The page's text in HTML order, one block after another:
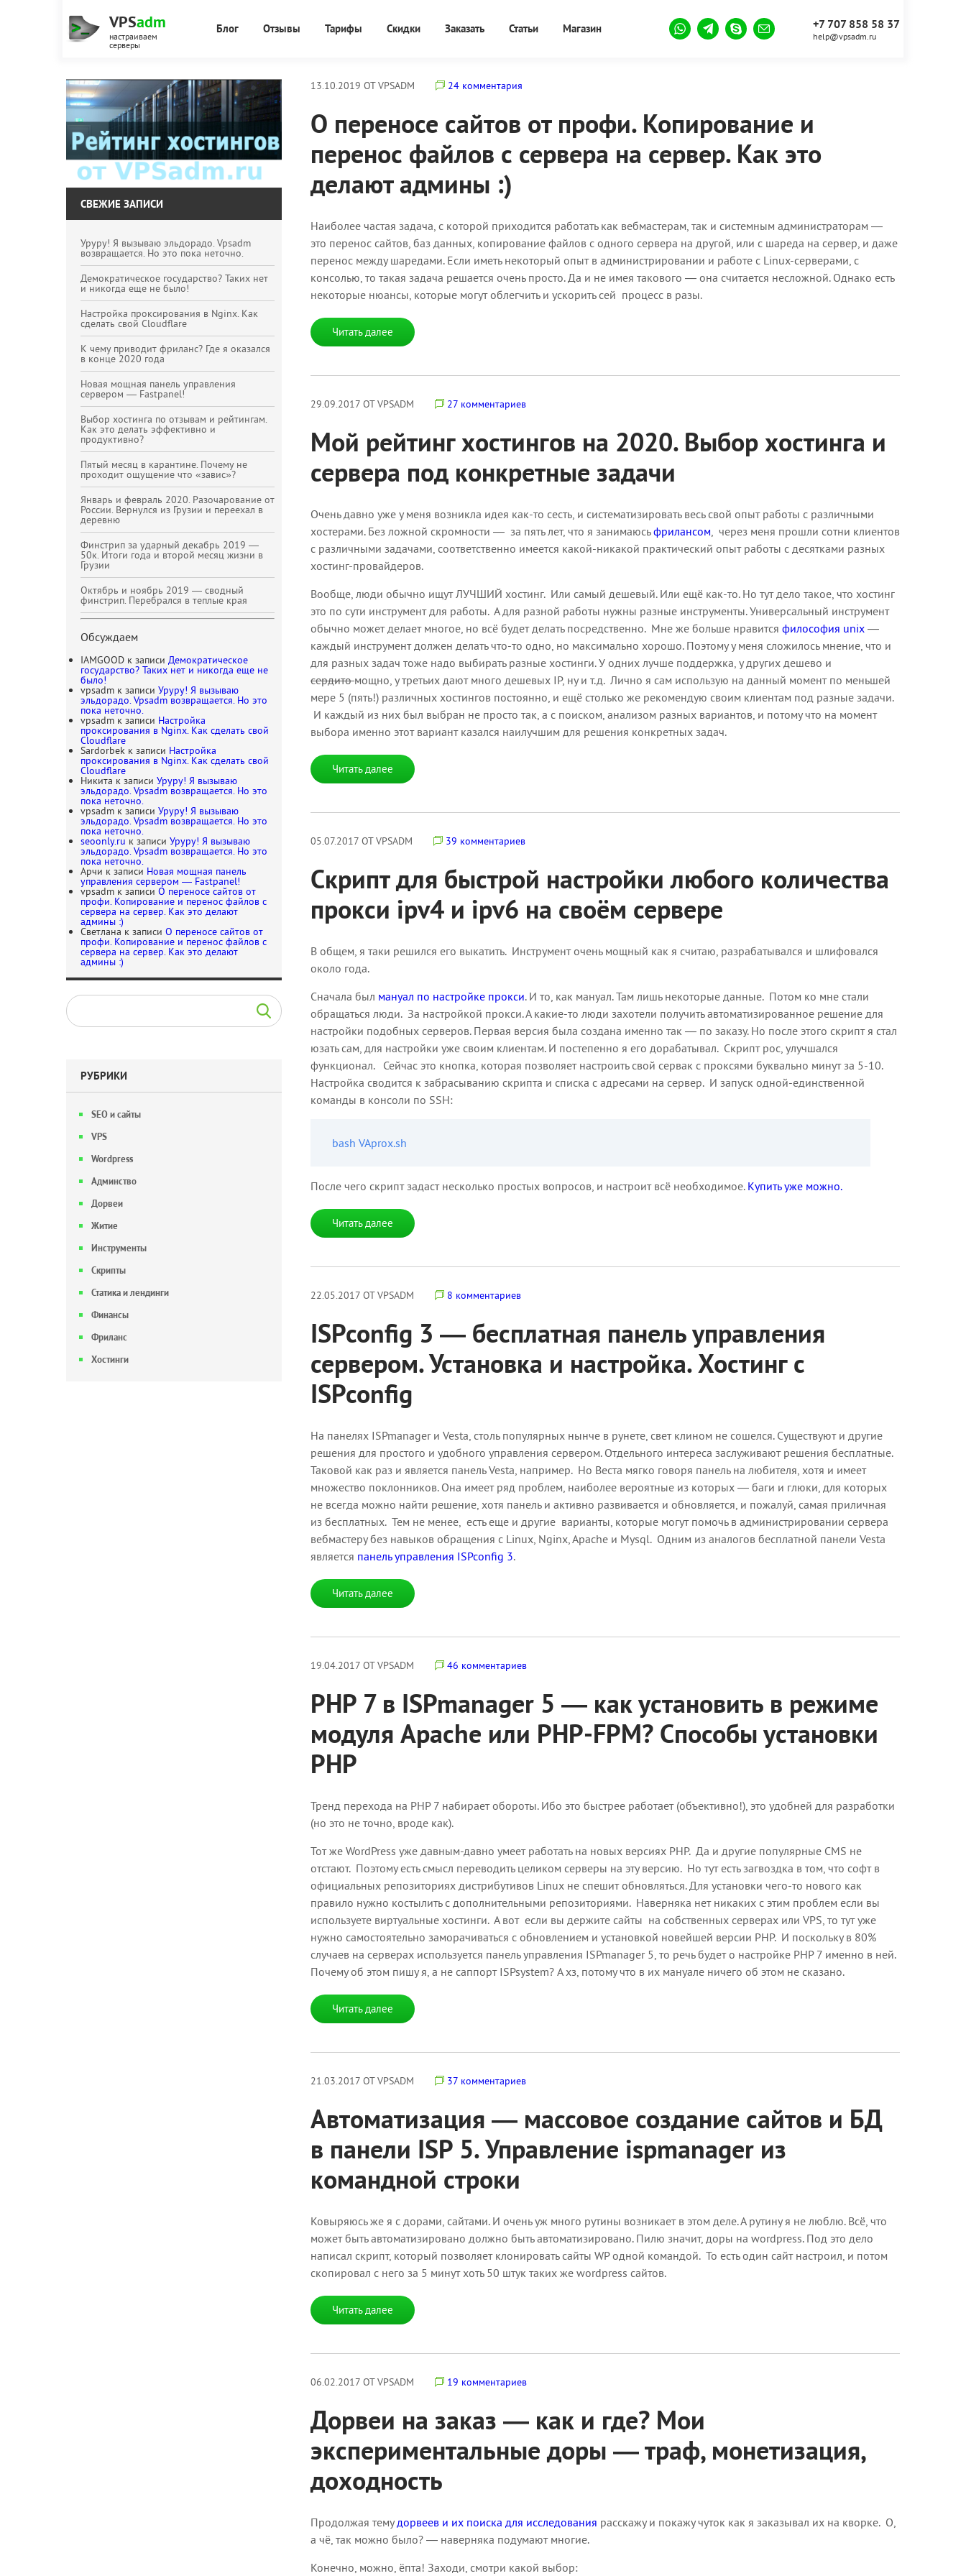
VPSadm
настраиваем
серверы
Блог Отзывы Тарифы Скидки Заказать Статьи Магазин +7 707 858 58 37
help@vpsadm.ru
СВЕЖИЕ ЗАПИСИ
Уруру! Я вызываю эльдорадо. Vpsadm
возвращается. Но это пока неточно.
Демократическое государство? Таких нет
и никогда еще не было!
Настройка проксирования в Nginx. Как
сделать свой Cloudflare
К чему приводит фриланс? Где я оказался
в конце 2020 года
Новая мощная панель управления
сервером — Fastpanel!
Выбор хостинга по отзывам и рейтингам.
Как это делать эффективно и
продуктивно?
Пятый месяц в карантине. Почему не
проходит ощущение что «завис»?
Январь и февраль 2020. Разочарование от
России. Вернулся из Грузии и переехал в
деревню
Финстрип за ударный декабрь 2019 —
50к. Итоги года и второй месяц жизни в
Грузии
Октябрь и ноябрь 2019 — сводный
финстрип. Перебрался в теплые края
Обсуждаем
IAMGOOD к записи Демократическое
государство? Таких нет и никогда еще не
было!
vpsadm к записи Уруру! Я вызываю
эльдорадо. Vpsadm возвращается. Но это
пока неточно.
vpsadm к записи Настройка
проксирования в Nginx. Как сделать свой
Cloudflare
Sardorbek к записи Настройка
проксирования в Nginx. Как сделать свой
Cloudflare
Никита к записи Уруру! Я вызываю
эльдорадо. Vpsadm возвращается. Но это
пока неточно.
vpsadm к записи Уруру! Я вызываю
эльдорадо. Vpsadm возвращается. Но это
пока неточно.
seoonly.ru к записи Уруру! Я вызываю
эльдорадо. Vpsadm возвращается. Но это
пока неточно.
Арчи к записи Новая мощная панель
управления сервером — Fastpanel!
vpsadm к записи О переносе сайтов от
профи. Копирование и перенос файлов с
сервера на сервер. Как это делают
админы :)
Светланак записи О переносе сайтов от
профи. Копирование и перенос файлов с
сервера на сервер. Как это делают
админы :)
РУБРИКИ
SEO и сайты
VPS
Wordpress
Админство
Дорвеи
Житие
Инструменты
Скрипты
Статика и лендинги
Финансы
Фриланс
Хостинги
13.10.2019 ОТ VPSADM 24 комментария
О переносе сайтов от профи. Копирование и
перенос файлов с сервера на сервер. Как это
делают админы :)
Наиболее частая задача, с которой приходится работать как вебмастерам, так и системным администраторам —
это перенос сайтов, баз данных, копирование файлов с одного сервера на другой, или с шареда на сервер, и даже
перенос между шаредами. Если иметь некоторый опыт в администрировании и работе с Linux-серверами, с
консолью, то такая задача решается очень просто. Да и не имея такового — она считается несложной. Однако есть
некоторые нюансы, которые могут облегчить и ускорить сей процесс в разы.
Читать далее
29.09.2017 ОТ VPSADM 27 комментариев
Мой рейтинг хостингов на 2020. Выбор хостинга и
сервера под конкретные задачи
Очень давно уже у меня возникла идея как-то сесть, и систематизировать весь свой опыт работы с различными
хостерами. Без ложной скромности — за пять лет, что я занимаюсьфрилансом, через меня прошли сотни клиентов
с различными задачами, соответственно имеется какой-никакой практический опыт работы с десятками разных
хостинг-провайдеров.
Вообще, люди обычно ищут ЛУЧШИЙ хостинг. Или самый дешевый. Или ещё как-то. Но тут дело такое, что хостинг
это по сути инструмент для работы. А для разной работы нужны разные инструменты. Универсальный инструмент
обычно может делает многое, но всё будет делать посредственно. Мне же больше нравится философия unix —
каждый инструмент должен делать что-то одно, но максимально хорошо. Поэтому у меня сложилось мнение, что и
для разных задач тоже надо выбирать разные хостинги. У одних лучше поддержка, у других дешево и
сердитомощно, у третьих дают много дешевых IP, ну и т.д. Лично я сам использую на данный момент по меньшей
мере 5 (пять!) различных хостингов постоянно, и ещё столько же рекомендую своим клиентам под разные задачи.
И каждый из них был выбран не просто так, а с поиском, анализом разных вариантов, и потому что на момент
выбора именно этот вариант казался наилучшим для решения конкретных задач.
Читать далее
05.07.2017 ОТ VPSADM 39 комментариев
Скрипт для быстрой настройки любого количества
прокси ipv4 и ipv6 на своём сервере
В общем, я таки решился его выкатить. Инструмент очень мощный как я считаю, разрабатывался и шлифовался
около года.
Сначала был мануал по настройке прокси. И то, как мануал. Там лишь некоторые данные. Потом ко мне стали
обращаться люди. За настройкой прокси. А какие-то люди захотели получить автоматизированное решение для
настройки подобных серверов. Первая версия была создана именно так — по заказу. Но после этого скрипт я стал
юзать сам, для настройки уже своим клиентам. И постепенно я его дорабатывал. Скрипт рос, улучшался
функционал. Сейчас это кнопка, которая позволяет настроить свой сервак с проксями буквально минут за 5-10.
Настройка сводится к забрасыванию скрипта и списка с адресами на сервер. И запуск одной-единственной
команды в консоли по SSH:
После чего скрипт задаст несколько простых вопросов, и настроит всё необходимое. Купить уже можно.
Читать далее
22.05.2017 ОТ VPSADM 8 комментариев
ISPconfig 3 — бесплатная панель управления
сервером. Установка и настройка. Хостинг с
ISPconfig
На панелях ISPmanager и Vesta, столь популярных нынче в рунете, свет клином не сошелся. Существуют и другие
решения для простого и удобного управления сервером. Отдельного интереса заслуживают решения бесплатные.
Таковой как раз и является панель Vesta, например. Но Веста мягко говоря панель на любителя, хотя и имеет
множество поклонников. Она имеет ряд проблем, наиболее вероятные из которых — баги и глюки, для которых
не всегда можно найти решение, хотя панель и активно развивается и обновляется, и пожалуй, самая приличная
из бесплатных. Тем не менее, есть еще и другие варианты, которые могут помочь в администрировании сервера
вебмастеру без навыков обращения с Linux, Nginx, Apache и Mysql. Одним из аналогов бесплатной панели Vesta
является панель управления ISPconfig 3.
Читать далее
19.04.2017 ОТ VPSADM 46 комментариев
PHP 7 в ISPmanager 5 — как установить в режиме
модуля Apache или PHP-FPM? Способы установки
PHP
Тренд перехода на PHP 7 набирает обороты. Ибо это быстрее работает (объективно!), это удобней для разработки
(но это не точно, вроде как).
Тот же WordPress уже давным-давно умеет работать на новых версиях PHP. Да и другие популярные CMS не
отстают. Поэтому есть смысл переводить целиком серверы на эту версию. Но тут есть загвоздка в том, что софт в
официальных репозиториях дистрибутивов Linux не спешит обновляться. Для установки чего-то нового как
правило нужно костылить с дополнительными репозиториями. Наверняка нет никаких с этим проблем если вы
используете виртуальные хостинги. А вот если вы держите сайты на собственных серверах или VPS, то тут уже
нужно самостоятельно заморачиваться с обновлением и установкой новейшей версии PHP. И поскольку в 80%
случаев на серверах используется панель управления ISPmanager 5, то речь будет о настройке PHP 7 именно в ней.
Почему об этом пишу я, а не саппорт ISPsystem? А хз, потому что в их мануале ничего об этом не сказано.
Читать далее
21.03.2017 ОТ VPSADM 37 комментариев
Автоматизация — массовое создание сайтов и БД
в панели ISP 5. Управление ispmanager из
командной строки
Ковыряюсь же я с дорами, сайтами. И очень уж много рутины возникает в этом деле. А рутину я не люблю. Всё, что
может быть автоматизировано должно быть автоматизировано. Пилю значит, доры на wordpress. Под это дело
написал скрипт, который позволяет клонировать сайты WP одной командой. То есть один сайт настроил, и потом
скопировал с него за 5 минут хоть 50 штук таких же wordpress сайтов.
Читать далее
06.02.2017 ОТ VPSADM 19 комментариев
Дорвеи на заказ — как и где? Мои
экспериментальные доры — траф, монетизация,
доходность
Продолжая темудорвеев и их поиска для исследования расскажу и покажу чуток как я заказывал их на кворке. О,
а чё, так можно было? — наверняка подумают многие.
Конечно, можно, ёпта! Заходи, смотри какой выбор: